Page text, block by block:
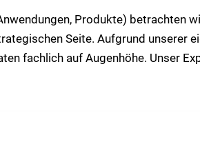
Produkte) betrachten
Seite. Aufgrund unserer
fachlich auf Augenhöhe. Unser